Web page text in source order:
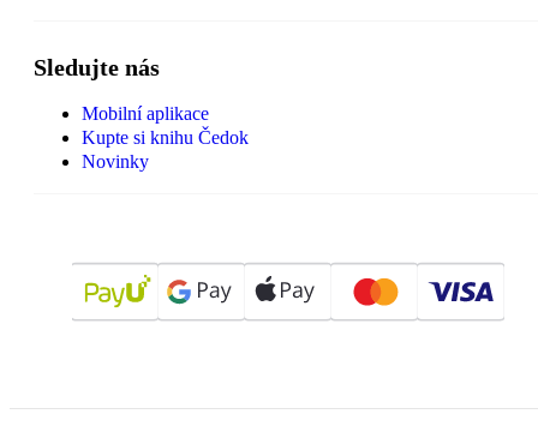
Sledujte nás
Mobilní aplikace
Kupte si knihu Čedok
Novinky